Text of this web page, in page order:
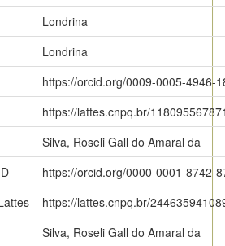
Londrina
Londrina
https://orcid.org/0009-0005-4946-
https://lattes.cnpq.br/
Silva, Roseli Gall do Amaral da
https://orcid.org/0000-0001-8742-
https://lattes.cnpq.br/
Silva, Roseli Gall do Amaral da